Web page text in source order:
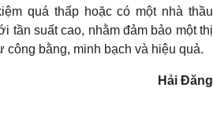
quá thấp hoặc có một nhà thầu
tần suất cao, nhằm đảm bảo một thị
bằng, minh bạch và hiệu quả.
Hải Đăng